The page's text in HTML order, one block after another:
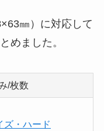
㎜）に対応して
めました。
/枚数
ズ・ハード